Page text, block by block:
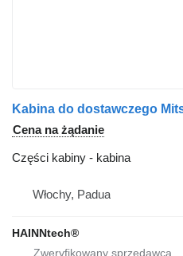
Kabina do dostawczego
Cena na żądanie
Części kabiny - kabina
Włochy, Padua
HAINNtech®